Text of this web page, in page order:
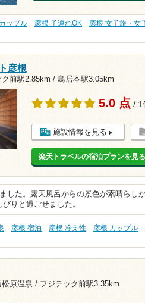
ップル 彦根 子連れOK 彦根 女子旅・女
彦根
ク前駅2.85km / 鳥居本駅3.05km
5.0 点 / 1
施設情報を見る
楽天トラベルの宿泊プランを見る
した。露天風呂からの景色が素晴らし
りと過ごせました。
彦根 宿泊 彦根 冷え性 彦根 カップル
原温泉 / フジテック前駅3.35km